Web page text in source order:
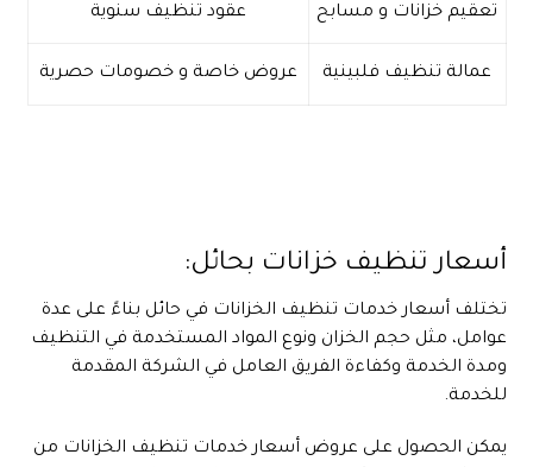
تعقيم خزانات و مسابح عقود تنظيف سنوية
عمالة تنظيف فلبينية عروض خاصة و خصومات حصرية
أسعار تنظيف خزانات بحائل:
تختلف أسعار خدمات تنظيف الخزانات في حائل بناءً على عدة
عوامل، مثل حجم الخزان ونوع المواد المستخدمة في التنظيف
ومدة الخدمة وكفاءة الفريق العامل في الشركة المقدمة
للخدمة.
يمكن الحصول على عروض أسعار خدمات تنظيف الخزانات من